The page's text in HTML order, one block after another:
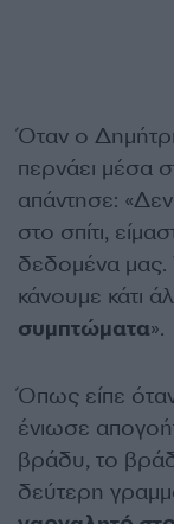
Όταν ο
περνάει μέσα
απάντησε:
στο σπίτι,
δεδομένα
κάνουμε κάτι
συμπτώματα».
Όπως είπε όταν
ένιωσε
βράδυ, το
δεύτερη